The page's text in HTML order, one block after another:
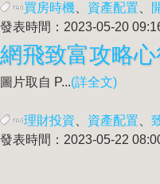
買房時機 資產配置
發表時間：2023-05-20
網飛致富攻略
圖片取自 P...(詳全文)
理財投資 資產配置
發表時間：2023-05-22